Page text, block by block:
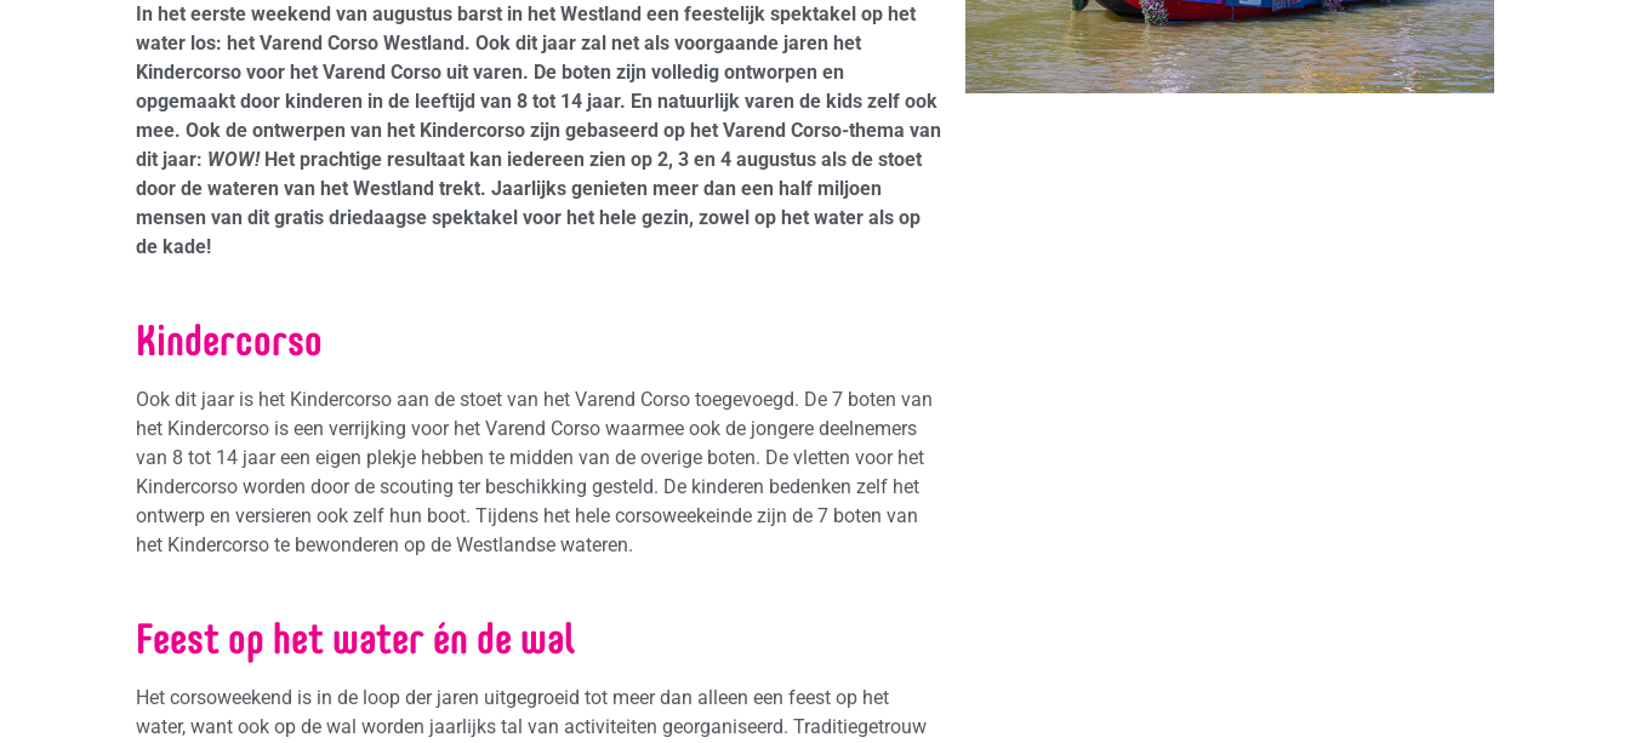
In het eerste weekend van augustus barst in het Westland een feestelijk spektakel op het
water los: het Varend Corso Westland. Ook dit jaar zal net als voorgaande jaren het
Kindercorso voor het Varend Corso uit varen. De boten zijn volledig ontworpen en
opgemaakt door kinderen in de leeftijd van 8 tot 14 jaar. En natuurlijk varen de kids zelf ook
mee. Ook de ontwerpen van het Kindercorso zijn gebaseerd op het Varend Corso-thema van
dit jaar: WOW!Het prachtige resultaat kan iedereen zien op 2, 3 en 4 augustus als de stoet
door de wateren van het Westland trekt. Jaarlijks genieten meer dan een half miljoen
mensen van dit gratis driedaagse spektakel voor het hele gezin, zowel op het water als op
de kade!
Kindercorso
Ook dit jaar is het Kindercorso aan de stoet van het Varend Corso toegevoegd. De 7 boten van
het Kindercorso is een verrijking voor het Varend Corso waarmee ook de jongere deelnemers
van 8 tot 14 jaar een eigen plekje hebben te midden van de overige boten. De vletten voor het
Kindercorso worden door de scouting ter beschikking gesteld. De kinderen bedenken zelf het
ontwerp en versieren ook zelf hun boot. Tijdens het hele corsoweekeinde zijn de 7 boten van
het Kindercorso te bewonderen op de Westlandse wateren.
Feest op het water én de wal
Het corsoweekend is in de loop der jaren uitgegroeid tot meer dan alleen een feest op het
water, want ook op de wal worden jaarlijks tal van activiteiten georganiseerd. Traditiegetrouw